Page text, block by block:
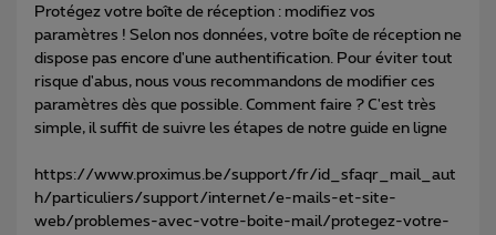
Protégez votre boîte de réception : modifiez vos
paramètres ! Selon nos données, votre boîte de réception ne
dispose pas encore d'une authentification. Pour éviter tout
risque d'abus, nous vous recommandons de modifier ces
paramètres dès que possible. Comment faire ? C'est très
simple, il suffit de suivre les étapes de notre guide en ligne
https://www.proximus.be/support/fr/id_sfaqr_mail_aut
h/particuliers/support/internet/e-mails-et-site-
web/problemes-avec-votre-boite-mail/protegez-votre-